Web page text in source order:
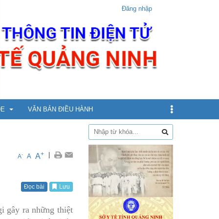
Đăng nhập
5 - dưới 12 tuổi
VĂN BẢN ĐIỀU HÀNH
A- A A+ |
Đọc bài Lưu
gây ra những thiệt